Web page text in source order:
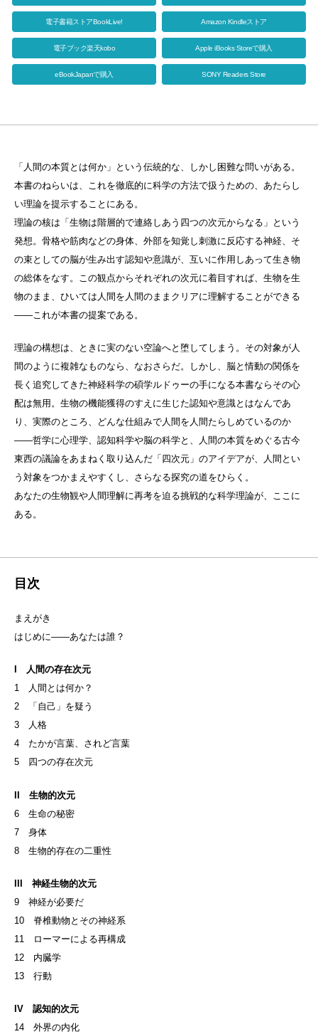
電子書籍ストアBookLive! Amazon Kindleストア
電子ブック楽天kobo Apple iBooks Storeで購入
eBookJapanで購入 SONY Readers Store
「人間の本質とは何か」という伝統的な、しかし困難な問いがある。
本書のねらいは、これを徹底的に科学の方法で扱うための、あたらし
い理論を提示することにある。
理論の核は「生物は階層的で連絡しあう四つの次元からなる」という
発想。骨格や筋肉などの身体、外部を知覚し刺激に反応する神経、そ
の束としての脳が生み出す認知や意識が、互いに作用しあって生き物
の総体をなす。この観点からそれぞれの次元に着目すれば、生物を生
物のまま、ひいては人間を人間のままクリアに理解することができる
――これが本書の提案である。
理論の構想は、ときに実のない空論へと堕してしまう。その対象が人
間のように複雑なものなら、なおさらだ。しかし、脳と情動の関係を
長く追究してきた神経科学の碩学ルドゥーの手になる本書ならその心
配は無用。生物の機能獲得のすえに生じた認知や意識とはなんであ
り、実際のところ、どんな仕組みで人間を人間たらしめているのか
――哲学に心理学、認知科学や脳の科学と、人間の本質をめぐる古今
東西の議論をあまねく取り込んだ「四次元」のアイデアが、人間とい
う対象をつかまえやすくし、さらなる探究の道をひらく。
あなたの生物観や人間理解に再考を迫る挑戦的な科学理論が、ここに
ある。
目次
まえがき
はじめに――あなたは誰？
I 人間の存在次元
1 人間とは何か？
2 「自己」を疑う
3 人格
4 たかが言葉、されど言葉
5 四つの存在次元
II 生物的次元
6 生命の秘密
7 身体
8 生物的存在の二重性
III 神経生物的次元
9 神経が必要だ
10 脊椎動物とその神経系
11 ローマーによる再構成
12 内臓学
13 行動
IV 認知的次元
14 外界の内化